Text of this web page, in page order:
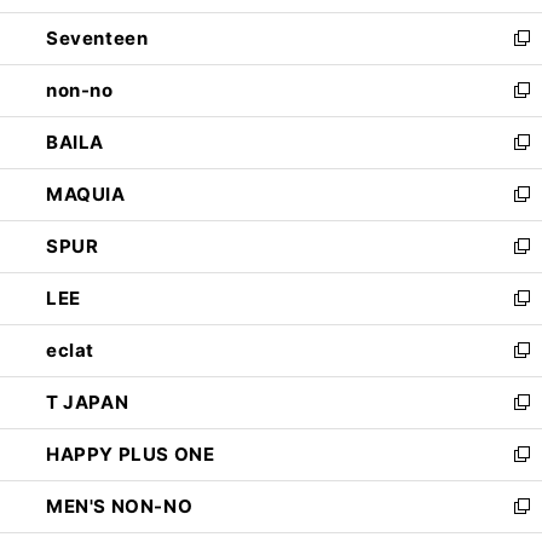
開
く
ウ
で
開
く
ン
ド
ウ
で
開
く
Seventeen
新
し
い
ウ
ィ
ン
ド
ウ
で
開
く
non-no
新
し
い
ウ
ィ
ン
ド
ウ
で
開
く
BAILA
新
し
い
ウ
ィ
ン
ド
ウ
で
開
く
MAQUIA
新
し
い
ウ
ィ
ン
ド
ウ
で
開
く
SPUR
新
し
い
ウ
ィ
ン
ド
ウ
で
開
く
LEE
新
し
い
ウ
ィ
ン
ド
ウ
で
開
eclat
新
し
い
ウ
ィ
ン
ド
T JAPAN
新
し
い
ウ
ィ
HAPPY PLUS ONE
新
し
い
MEN'S NON-NO
新